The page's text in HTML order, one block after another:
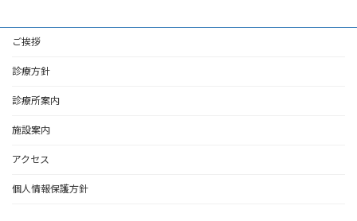
ご挨拶
診療方針
診療所案内
施設案内
アクセス
個人情報保護方針